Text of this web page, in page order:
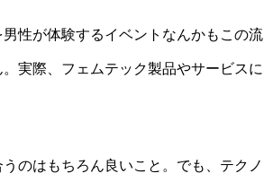
性が体験するイベントなんかもこの流
実際、フェムテック製品やサービスに
のはもちろん良いこと。でも、テクノ